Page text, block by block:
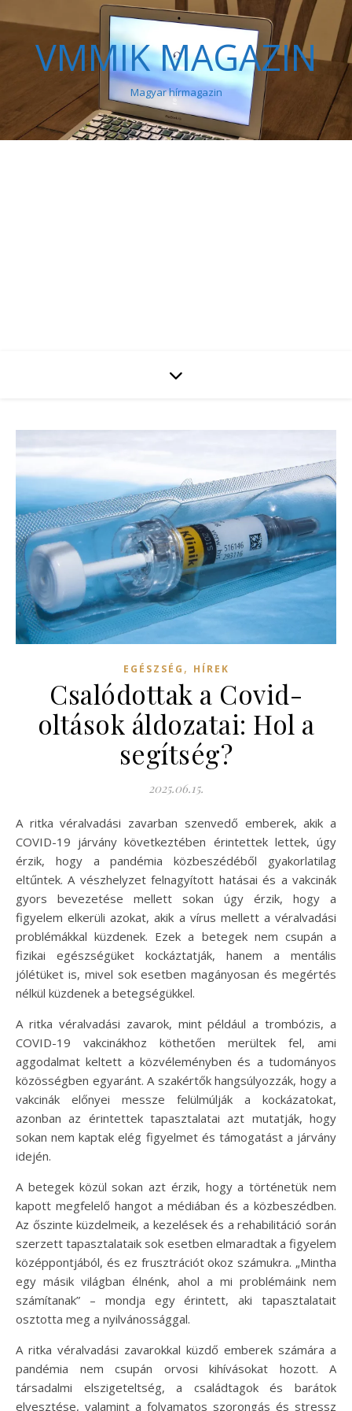
VMMIK MAGAZIN
Magyar hírmagazin
EGÉSZSÉG , HÍREK
Csalódottak a Covid-
oltások áldozatai: Hol a
segítség?
2025.06.15.
A ritka véralvadási zavarban szenvedő emberek, akik a
COVID-19 járvány következtében érintettek lettek, úgy
érzik, hogy a pandémia közbeszédéből gyakorlatilag
eltűntek. A vészhelyzet felnagyított hatásai és a vakcinák
gyors bevezetése mellett sokan úgy érzik, hogy a
figyelem elkerüli azokat, akik a vírus mellett a véralvadási
problémákkal küzdenek. Ezek a betegek nem csupán a
fizikai egészségüket kockáztatják, hanem a mentális
jólétüket is, mivel sok esetben magányosan és megértés
nélkül küzdenek a betegségükkel.
A ritka véralvadási zavarok, mint például a trombózis, a
COVID-19 vakcinákhoz köthetően merültek fel, ami
aggodalmat keltett a közvéleményben és a tudományos
közösségben egyaránt. A szakértők hangsúlyozzák, hogy a
vakcinák előnyei messze felülmúlják a kockázatokat,
azonban az érintettek tapasztalatai azt mutatják, hogy
sokan nem kaptak elég figyelmet és támogatást a járvány
idején.
A betegek közül sokan azt érzik, hogy a történetük nem
kapott megfelelő hangot a médiában és a közbeszédben.
Az őszinte küzdelmeik, a kezelések és a rehabilitáció során
szerzett tapasztalataik sok esetben elmaradtak a figyelem
középpontjából, és ez frusztrációt okoz számukra. „Mintha
egy másik világban élnénk, ahol a mi problémáink nem
számítanak” – mondja egy érintett, aki tapasztalatait
osztotta meg a nyilvánossággal.
A ritka véralvadási zavarokkal küzdő emberek számára a
pandémia nem csupán orvosi kihívásokat hozott. A
társadalmi elszigeteltség, a családtagok és barátok
elvesztése, valamint a folyamatos szorongás és stressz